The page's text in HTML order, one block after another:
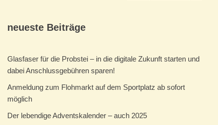
neueste Beiträge
Glasfaser für die Probstei – in die digitale Zukunft starten und
dabei Anschlussgebühren sparen!
Anmeldung zum Flohmarkt auf dem Sportplatz ab sofort
möglich
Der lebendige Adventskalender – auch 2025